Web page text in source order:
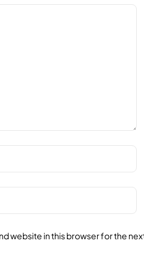
website in this browser for the